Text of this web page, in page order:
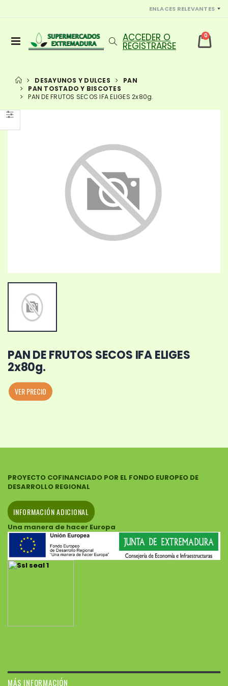
ENLACES RELEVANTES
0
DESAYUNOS Y DULCES
PAN
PAN TOSTADO Y BISCOTES
PAN DE FRUTOS SECOS IFA ELIGES 2x80g.
PAN DE FRUTOS SECOS IFA ELIGES
2x80g.
VER PRECIO
PROYECTO COFINANCIADO POR EL FONDO EUROPEO DE
DESARROLLO REGIONAL
INFORMACIÓN ADICIONAL
Una manera de hacer Europa
MÁS INFORMACIÓN